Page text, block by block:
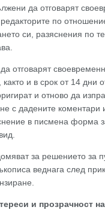
да отговарят
по
си, разяснения по
отговарят
както и в срок от 14 дни
и отново да
с дадените коментари
в писмена форма
за решението за
веднага след
и прозрачност